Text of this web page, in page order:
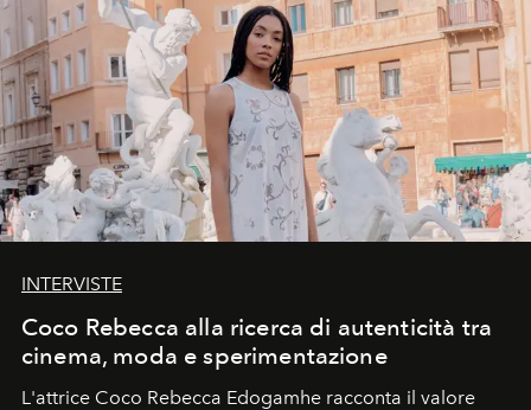
INTERVISTE
Coco Rebecca alla ricerca di autenticità tra
cinema, moda e sperimentazione
L'attrice Coco Rebecca Edogamhe racconta il valore